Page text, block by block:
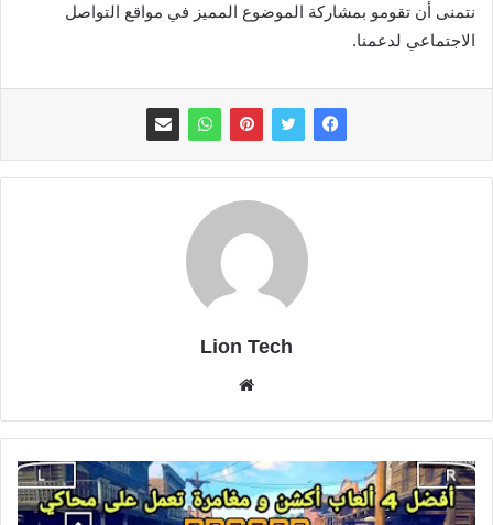
نتمنى أن تقومو بمشاركة الموضوع المميز في مواقع التواصل
الاجتماعي لدعمنا.
Lion Tech